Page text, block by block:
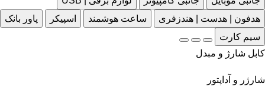
هدفون | هدست | هندزفری
ساعت هوشمند اسپیکر
پاور بانک
سیم کارت
کابل شارژ و مبدل
شارژر و آداپتور